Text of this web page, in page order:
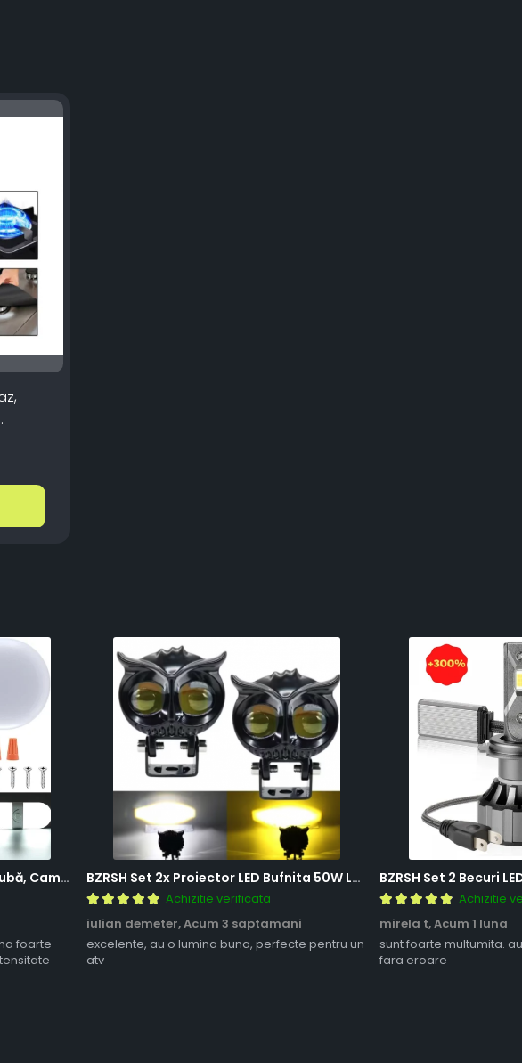
Lampă LED Interior 12V pentru Dubă, Camper și Rulotă - 180LED, 33 cm, 3 Temperaturii de Culoare, Intensitate Reglabilă, Iluminare Compartiment Marfă
foarte
BZRSH Set 2x Proiector LED Bufnita 50W Lupa 2 Faze Alb-Galben 12-24V Moto ATV
Achizitie verificata
iulian demeter,Acum 3 saptamani
excelente, au o lumina buna, perfecte pentru un
atv
Achizitie
mirela t,Acum 1 luna
sunt foarte multumita.
fara eroare